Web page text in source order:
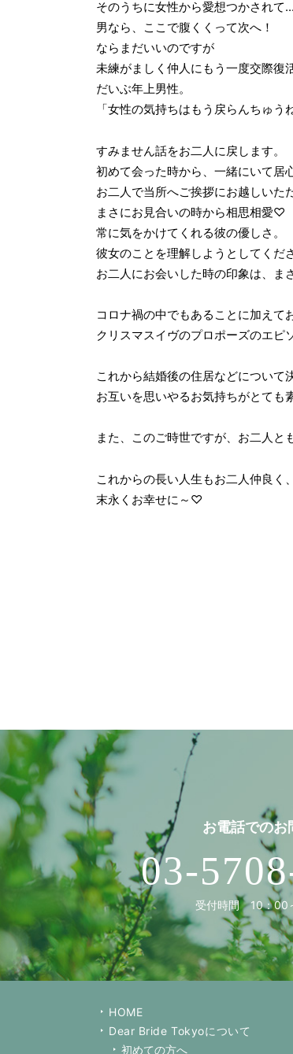
そのうちに女性から愛想つかされて...
男なら、ここで腹くくって次へ！
ならまだいいのですが
未練がましく仲人にもう一度交際復
だいぶ年上男性。
「女性の気持ちはもう戻らんちゅう
すみません話をお二人に戻します。
初めて会った時から、一緒にいて居
お二人で当所へご挨拶にお越しいた
まさにお見合いの時から相思相愛♡
常に気をかけてくれる彼の優しさ。
彼女のことを理解しようとしてくだ
お二人にお会いした時の印象は、ま
コロナ禍の中でもあることに加えて
クリスマスイヴのプロポーズのエピ
これから結婚後の住居などについて
お互いを思いやるお気持ちがとても
また、このご時世ですが、お二人と
これからの長い人生もお二人仲良く
末永くお幸せに～♡
お電話でのお
03-
受付時間 10：00
HOME
Dear Bride Tokyoについて
初めての方へ